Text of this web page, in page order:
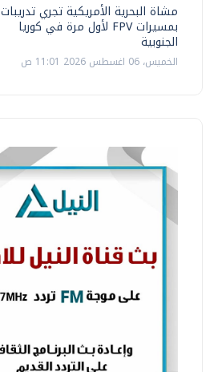
مشاة البحرية الأمريكية تجري تدريبات
بمسيرات FPV لأول مرة في كوريا
الجنوبية
الخميس، 06 اغسطس 2026 11:01 ص